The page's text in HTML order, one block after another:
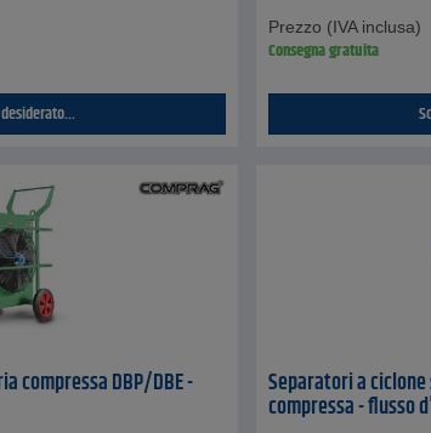
Prezzo (IVA inclusa)
Consegna gratuita
compressa DBP/DBE - Separatori a
compressa - flusso